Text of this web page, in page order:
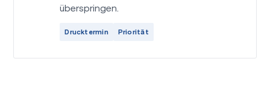
überspringen.
Drucktermin Priorität